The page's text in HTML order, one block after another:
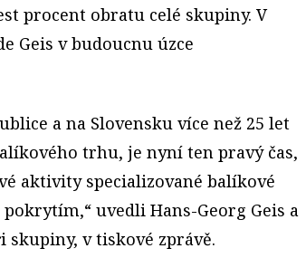
procent obratu celé skupiny. V
Geis v budoucnu úzce
a na Slovensku více než 25 let
trhu, je nyní ten pravý čas,
aktivity specializované balíkové
uvedli Hans-Georg Geis a
v tiskové zprávě.